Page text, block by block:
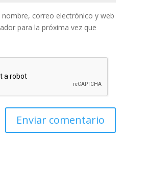
nombre, correo electrónico y web
para la próxima vez que